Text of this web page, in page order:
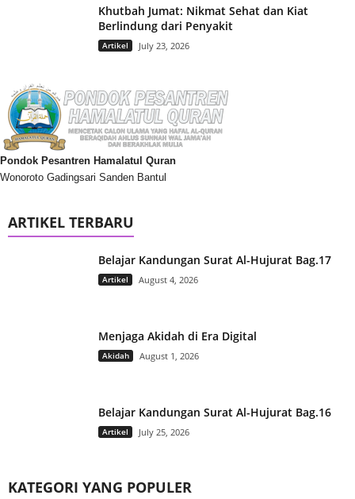
Khutbah Jumat: Nikmat Sehat dan Kiat
Berlindung dari Penyakit
Artikel July 23, 2026
Pondok Pesantren Hamalatul Quran
Wonoroto Gadingsari Sanden Bantul
ARTIKEL TERBARU
Belajar Kandungan Surat Al-Hujurat Bag.17
Artikel August 4, 2026
Menjaga Akidah di Era Digital
Akidah August 1, 2026
Belajar Kandungan Surat Al-Hujurat Bag.16
Artikel July 25, 2026
KATEGORI YANG POPULER